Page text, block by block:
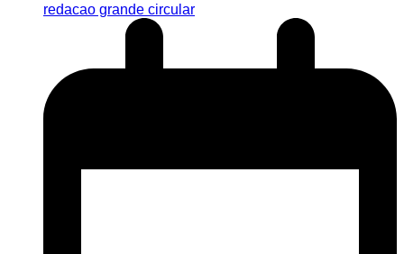
redacao grande circular